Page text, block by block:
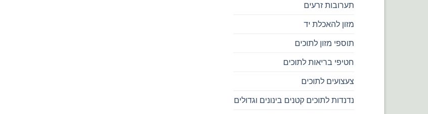
תערובות זרעים
מזון להאכלת יד
תוספי מזון לתוכים
חטיפי בריאות לתוכים
צעצועים לתוכים
נדנדות לתוכים קטנים בינונים וגדולים